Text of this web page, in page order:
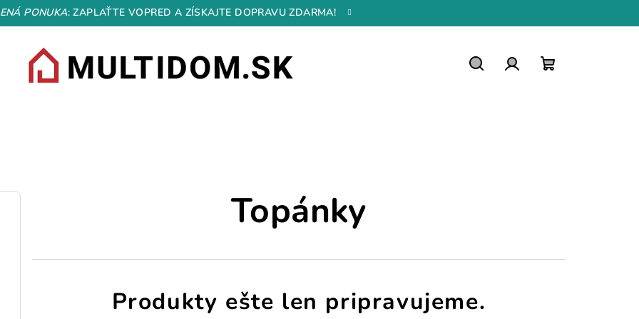
PONUKA: ZAPLAŤTE VOPRED A ZÍSKAJTE DOPRAVU ZDARMA!
Topánky
Produkty ešte len pripravujeme.